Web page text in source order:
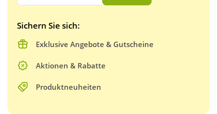
Sichern Sie sich:
Exklusive Angebote & Gutscheine
Aktionen & Rabatte
Produktneuheiten